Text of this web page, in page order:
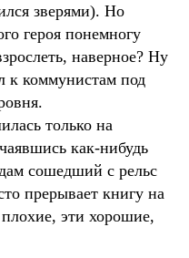
зверями). Но
героя понемногу
наверное? Ну
к коммунистам под
только на
как-нибудь
сошедший с рельс
прерывает книгу на
эти хорошие,